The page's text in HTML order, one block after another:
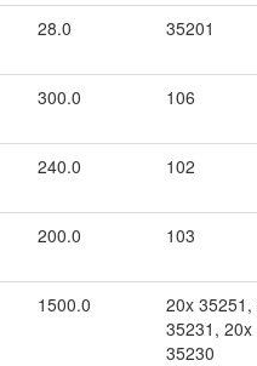
28.0 35201
300.0 106
240.0 102
200.0 103
1500.0
20x 35251,
35231, 20x
35230